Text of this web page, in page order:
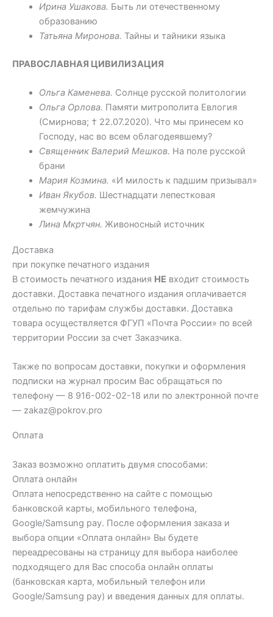
Ирина Ушакова. Быть ли отечественному
образованию
Татьяна Миронова. Тайны и тайники языка
ПРАВОСЛАВНАЯ ЦИВИЛИЗАЦИЯ
Ольга Каменева. Солнце русской политологии
Ольга Орлова. Памяти митрополита Евлогия
(Смирнова; † 22.07.2020). Что мы принесем ко
Господу, нас во всем облагодеявшему?
Священник Валерий Мешков. На поле русской
брани
Мария Козмина. «И милость к падшим призывал»
Иван Якубов. Шестнадцати лепестковая
жемчужина
Лина Мкртчян. Живоносный источник
Доставка
при покупке печатного издания
В стоимость печатного издания НЕ входит стоимость
доставки. Доставка печатного издания оплачивается
отдельно по тарифам службы доставки. Доставка
товара осуществляется ФГУП «Почта России» по всей
территории России за счет Заказчика.
Также по вопросам доставки, покупки и оформления
подписки на журнал просим Вас обращаться по
телефону — 8 916-002-02-18 или по электронной почте
— zakaz@pokrov.pro
Оплата
Заказ возможно оплатить двумя способами:
Оплата онлайн
Оплата непосредственно на сайте с помощью
банковской карты, мобильного телефона,
Google/Samsung pay. После оформления заказа и
выбора опции «Оплата онлайн» Вы будете
переадресованы на страницу для выбора наиболее
подходящего для Вас способа онлайн оплаты
(банковская карта, мобильный телефон или
Google/Samsung pay) и введения данных для оплаты.